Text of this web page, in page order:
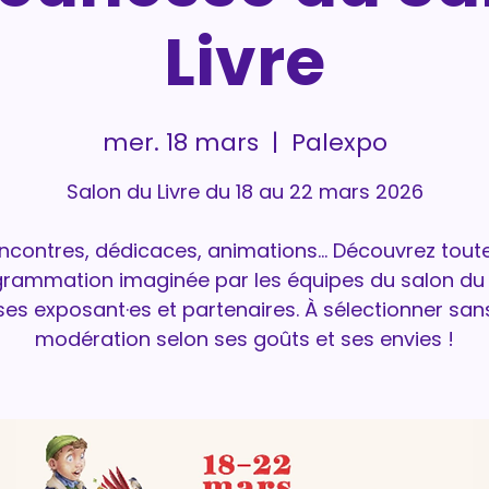
Livre
mer. 18 mars
  |
Palexpo
Salon du Livre du 18 au 22 mars 2026
dédicaces, animations… Découvrez
imaginée par les équipes du salon du
exposant·es et partenaires. À sélectionner
modération selon ses goûts et ses envies !